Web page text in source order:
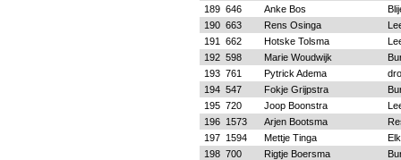
189 646 Anke Bos
190 663 Rens Osinga
191
662 Hotske Tolsma
192 598 Marie Woudwijk
193 761 Pytrick Adema
194 547 Fokje Grijpstra
195 720 Joop Boonstra
196 1573 Arjen Bootsma
197 1594 Mettje Tinga
198 700 Rigtje Boersma